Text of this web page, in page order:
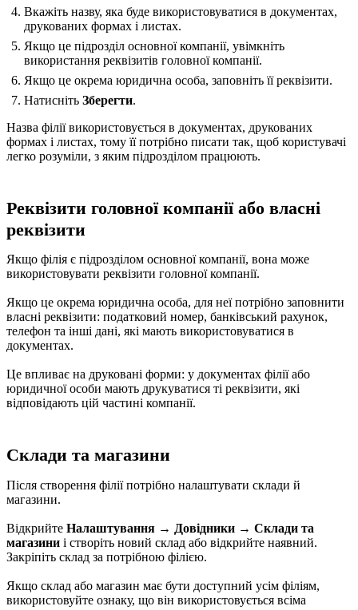
Вкажіть назву, яка буде використовуватися в документах,
друкованих формах і листах.
Якщо це підрозділ основної компанії, увімкніть
використання реквізитів головної компанії.
Якщо це окрема юридична особа, заповніть її реквізити.
Натисніть Зберегти.
Назва філії використовується в документах, друкованих
формах і листах, тому її потрібно писати так, щоб користувачі
легко розуміли, з яким підрозділом працюють.
Реквізити головної компанії або власні
реквізити
Якщо філія є підрозділом основної компанії, вона може
використовувати реквізити головної компанії.
Якщо це окрема юридична особа, для неї потрібно заповнити
власні реквізити: податковий номер, банківський рахунок,
телефон та інші дані, які мають використовуватися в
документах.
Це впливає на друковані форми: у документах філії або
юридичної особи мають друкуватися ті реквізити, які
відповідають цій частині компанії.
Склади та магазини
Після створення філії потрібно налаштувати склади й
магазини.
Відкрийте Налаштування → Довідники → Склади та
магазини і створіть новий склад або відкрийте наявний.
Закріпіть склад за потрібною філією.
Якщо склад або магазин має бути доступний усім філіям,
використовуйте ознаку, що він використовується всіма